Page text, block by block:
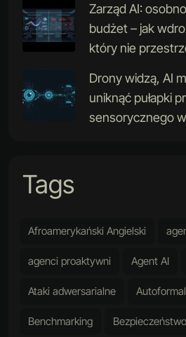
Zarząd AI:
budżet – jak
który nie
Drony widzą, AI
uniknąć pułapki
sensorycznego
Tags
Afroamerykański Angielski
agenci proaktywni Agent AI
Ataki adwersarialne
Benchmarking